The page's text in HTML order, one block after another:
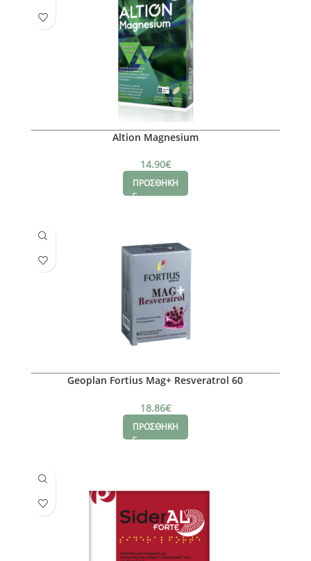
Altion Magnesium
14.90€
ΠΡΟΣΘΗΚΗ
Geoplan Fortius Mag+ Resveratrol 60
18.86€
ΠΡΟΣΘΗΚΗ